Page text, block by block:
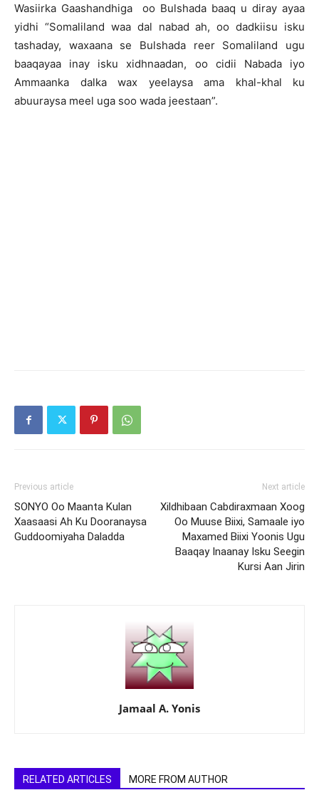
Wasiirka Gaashandhiga oo Bulshada baaq u diray ayaa
yidhi “Somaliland waa dal nabad ah, oo dadkiisu isku
tashaday, waxaana se Bulshada reer Somaliland ugu
baaqayaa inay isku xidhnaadan, oo cidii Nabada iyo
Ammaanka dalka wax yeelaysa ama khal-khal ku
abuuraysa meel uga soo wada jeestaan”.
Previous article
SONYO Oo Maanta Kulan
Xaasaasi Ah Ku Dooranaysa
Guddoomiyaha Daladda
Next article
Xildhibaan Cabdiraxmaan Xoog
Oo Muuse Biixi, Samaale iyo
Maxamed Biixi Yoonis Ugu
Baaqay Inaanay Isku Seegin
Kursi Aan Jirin
Jamaal A. Yonis
RELATED ARTICLES MORE FROM AUTHOR